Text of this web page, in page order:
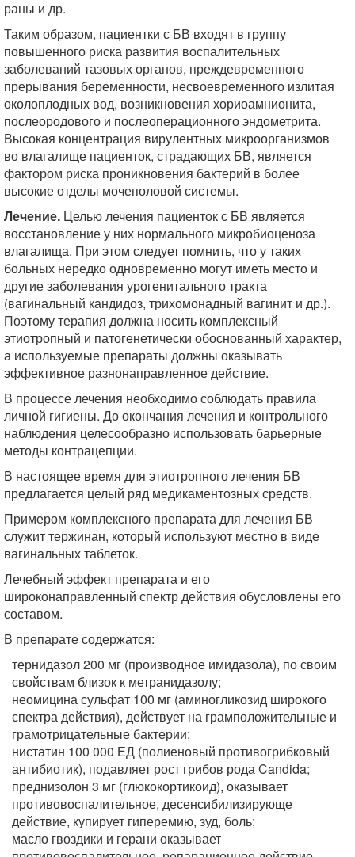
раны и др.
Таким образом, пациентки с БВ входят в группу
повышенного риска развития воспалительных
заболеваний тазовых органов, преждевременного
прерывания беременности, несвоевременного излитая
околоплодных вод, возникновения хориоамнионита,
послеородового и послеоперационного эндометрита.
Высокая концентрация вирулентных микроорганизмов
во влагалище пациенток, страдающих БВ, является
фактором риска проникновения бактерий в более
высокие отделы мочеполовой системы.
Лечение. Целью лечения пациенток с БВ является
восстановление у них нормального микробиоценоза
влагалища. При этом следует помнить, что у таких
больных нередко одновременно могут иметь место и
другие заболевания урогенитального тракта
(вагинальный кандидоз, трихомонадный вагинит и др.).
Поэтому терапия должна носить комплексный
этиотропный и патогенетически обоснованный характер,
а используемые препараты должны оказывать
эффективное разнонаправленное действие.
В процессе лечения необходимо соблюдать правила
личной гигиены. До окончания лечения и контрольного
наблюдения целесообразно использовать барьерные
методы контрацепции.
В настоящее время для этиотропного лечения БВ
предлагается целый ряд медикаментозных средств.
Примером комплексного препарата для лечения БВ
служит тержинан, который используют местно в виде
вагинальных таблеток.
Лечебный эффект препарата и его
широконаправленный спектр действия обусловлены его
составом.
В препарате содержатся:
тернидазол 200 мг (производное имидазола), по своим
свойствам близок к метранидазолу;
неомицина сульфат 100 мг (аминогликозид широкого
спектра действия), действует на грамположительные и
грамотрицательные бактерии;
нистатин 100 000 ЕД (полиеновый противогрибковый
антибиотик), подавляет рост грибов рода Candida;
преднизолон 3 мг (глюкокортикоид), оказывает
противовоспалительное, десенсибилизирующе
действие, купирует гиперемию, зуд, боль;
масло гвоздики и герани оказывает